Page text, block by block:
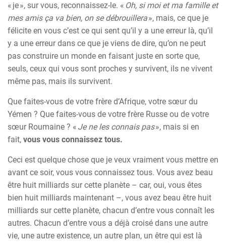
« je », sur vous, reconnaissez-le. « Oh, si moi et ma famille et
mes amis ça va bien, on se débrouillera», mais, ce que je
félicite en vous c’est ce qui sent qu’il y a une erreur là, qu’il
y a une erreur dans ce que je viens de dire, qu’on ne peut
pas construire un monde en faisant juste en sorte que,
seuls, ceux qui vous sont proches y survivent, ils ne vivent
même pas, mais ils survivent.
Que faites-vous de votre frère d’Afrique, votre sœur du
Yémen ? Que faites-vous de votre frère Russe ou de votre
sœur Roumaine ? « Je ne les connais pas», mais si en
fait, vous vous connaissez tous.
Ceci est quelque chose que je veux vraiment vous mettre en
avant ce soir, vous vous connaissez tous. Vous avez beau
être huit milliards sur cette planète – car, oui, vous êtes
bien huit milliards maintenant –, vous avez beau être huit
milliards sur cette planète, chacun d’entre vous connaît les
autres. Chacun d’entre vous a déjà croisé dans une autre
vie, une autre existence, un autre plan, un être qui est là